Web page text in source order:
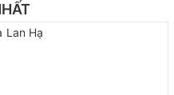
Lan Hạ